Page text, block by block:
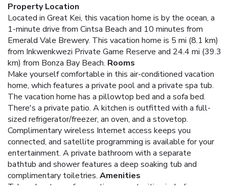
Property Location
Located in Great Kei, this vacation home is by the ocean, a
1-minute drive from Cintsa Beach and 10 minutes from
Emerald Vale Brewery. This vacation home is 5 mi (8.1 km)
from Inkwenkwezi Private Game Reserve and 24.4 mi (39.3
km) from Bonza Bay Beach. Rooms
Make yourself comfortable in this air-conditioned vacation
home, which features a private pool and a private spa tub.
The vacation home has a pillowtop bed and a sofa bed.
There's a private patio. A kitchen is outfitted with a full-
sized refrigerator/freezer, an oven, and a stovetop.
Complimentary wireless Internet access keeps you
connected, and satellite programming is available for your
entertainment. A private bathroom with a separate
bathtub and shower features a deep soaking tub and
complimentary toiletries. Amenities
Take advantage of recreation opportunities including an